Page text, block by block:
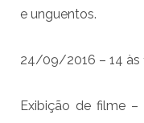
e unguentos.
24/09/2016 – 14 às
Exibição de filme